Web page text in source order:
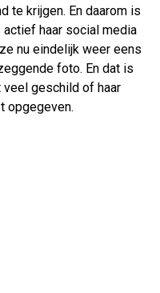
te krijgen. En daarom is
haar social media
nu eindelijk weer eens
foto. En dat is
veel geschild of haar
opgegeven.